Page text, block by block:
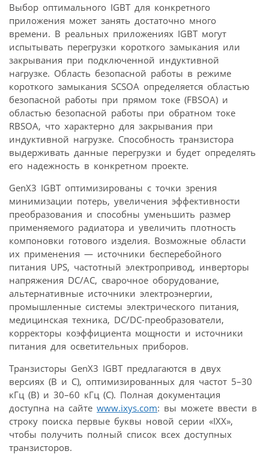
Выбор оптимального IGBT для конкретного
приложения может занять достаточно много
времени. В реальных приложениях IGBT могут
испытывать перегрузки короткого замыкания или
закрывания при подключенной индуктивной
нагрузке. Область безопасной работы в режиме
короткого замыкания SCSOA определяется областью
безопасной работы при прямом токе (FBSOA) и
областью безопасной работы при обратном токе
RBSOA, что характерно для закрывания при
индуктивной нагрузке. Способность транзистора
выдерживать данные перегрузки и будет определять
его надежность в конкретном проекте.
GenX3 IGBT оптимизированы с точки зрения
минимизации потерь, увеличения эффективности
преобразования и способны уменьшить размер
применяемого радиатора и увеличить плотность
компоновки готового изделия. Возможные области
их применения — источники бесперебойного
питания UPS, частотный электропривод, инверторы
напряжения DC/AC, сварочное оборудование,
альтернативные источники электроэнергии,
промышленные системы электрического питания,
медицинская техника, DC/DC-преобразователи,
корректоры коэффициента мощности и источники
питания для осветительных приборов.
Транзисторы GenX3 IGBT предлагаются в двух
версиях (B и С), оптимизированных для частот 5–30
кГц (B) и 30–60 кГц (C). Полная документация
доступна на сайте www.ixys.com: вы можете ввести в
строку поиска первые буквы новой серии «IXX»,
чтобы получить полный список всех доступных
транзисторов.